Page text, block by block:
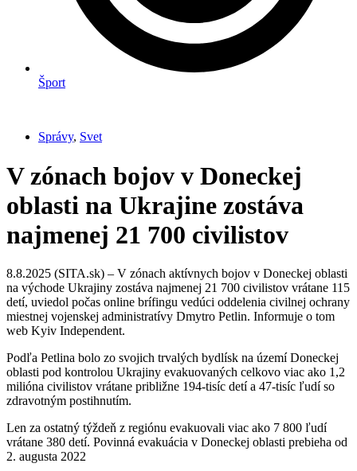
Šport
Správy, Svet
V zónach bojov v Doneckej
oblasti na Ukrajine zostáva
najmenej 21 700 civilistov
8.8.2025 (SITA.sk) – V zónach aktívnych bojov v Doneckej oblasti
na východe Ukrajiny zostáva najmenej 21 700 civilistov vrátane 115
detí, uviedol počas online brífingu vedúci oddelenia civilnej ochrany
miestnej vojenskej administratívy Dmytro Petlin. Informuje o tom
web Kyiv Independent.
Podľa Petlina bolo zo svojich trvalých bydlísk na území Doneckej
oblasti pod kontrolou Ukrajiny evakuovaných celkovo viac ako 1,2
milióna civilistov vrátane približne 194-tisíc detí a 47-tisíc ľudí so
zdravotným postihnutím.
Len za ostatný týždeň z regiónu evakuovali viac ako 7 800 ľudí
vrátane 380 detí. Povinná evakuácia v Doneckej oblasti prebieha od
2. augusta 2022